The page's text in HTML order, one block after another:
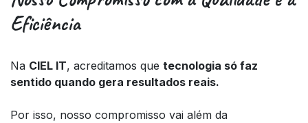
Eficiência
Na CIEL IT, acreditamos que tecnologia só faz
sentido quando gera resultados reais.
Por isso, nosso compromisso vai além da